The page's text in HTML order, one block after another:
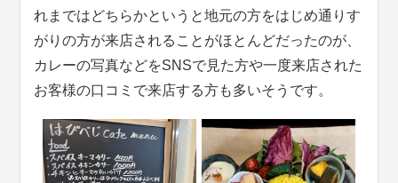
れまではどちらかというと地元の方をはじめ通りす
がりの方が来店されることがほとんどだったのが、
カレーの写真などをSNSで見た方や一度来店された
お客様の口コミで来店する方も多いそうです。